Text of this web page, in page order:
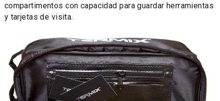
compartimentos con capacidad para guardar herramientas
y tarjetas de visita.